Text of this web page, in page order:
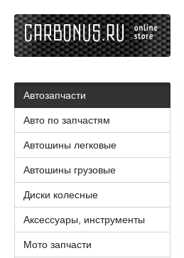
Автозапчасти
Авто по запчастям
Автошины легковые
Автошины грузовые
Диски колесные
Аксессуары, инструменты
Мото запчасти